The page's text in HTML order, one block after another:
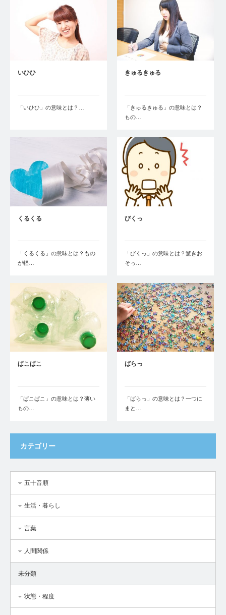
いひひ
「いひひ」の意味とは？…
きゅるきゅる
「きゅるきゅる」の意味とは？
もの…
くるくる
「くるくる」の意味とは？もの
が軽…
びくっ
「びくっ」の意味とは？驚きお
そっ…
ぱこぱこ
「ぱこぱこ」の意味とは？薄い
もの…
ばらっ
「ばらっ」の意味とは？一つに
まと…
カテゴリー
五十音順
生活・暮らし
言葉
人間関係
未分類
状態・程度